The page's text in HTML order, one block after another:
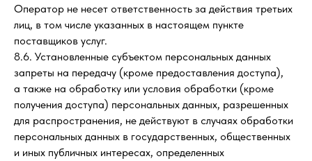
Оператор не несет ответственность за действия третьих
лиц, в том числе указанных в настоящем пункте
поставщиков услуг.
8.6. Установленные субъектом персональных данных
запреты на передачу (кроме предоставления доступа),
а также на обработку или условия обработки (кроме
получения доступа) персональных данных, разрешенных
для распространения, не действуют в случаях обработки
персональных данных в государственных, общественных
и иных публичных интересах, определенных